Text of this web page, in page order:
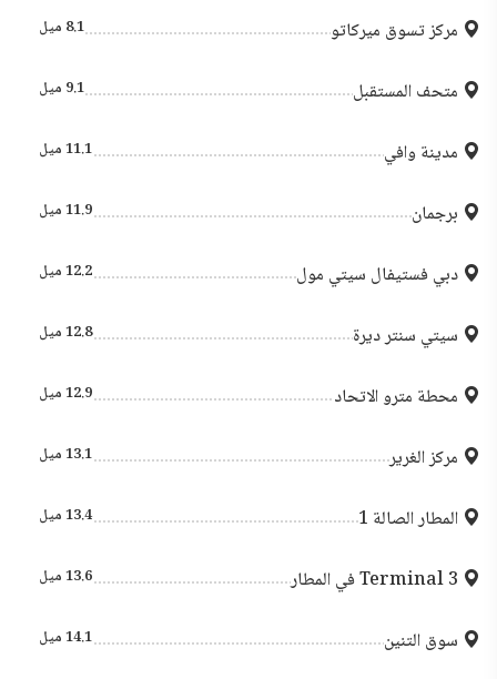
مركز تسوق ميركاتو 8.1 ميل
متحف المستقبل 9.1 ميل
مدينة وافي 11.1 ميل
برجمان 11.9 ميل
دبي فستيفال سيتي مول 12.2 ميل
سيتي سنتر ديرة 12.8 ميل
محطة مترو الاتحاد 12.9 ميل
مركز الغرير 13.1 ميل
المطار الصالة 1 13.4 ميل
13.6 ميل
سوق التنين 14.1 ميل